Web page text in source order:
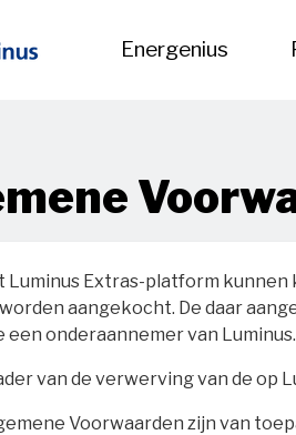
Energenius
Luminus Extras-platform
aangekocht. De daar
een onderaannemer van Luminus.
van de verwerving van de op
Voorwaarden zijn van